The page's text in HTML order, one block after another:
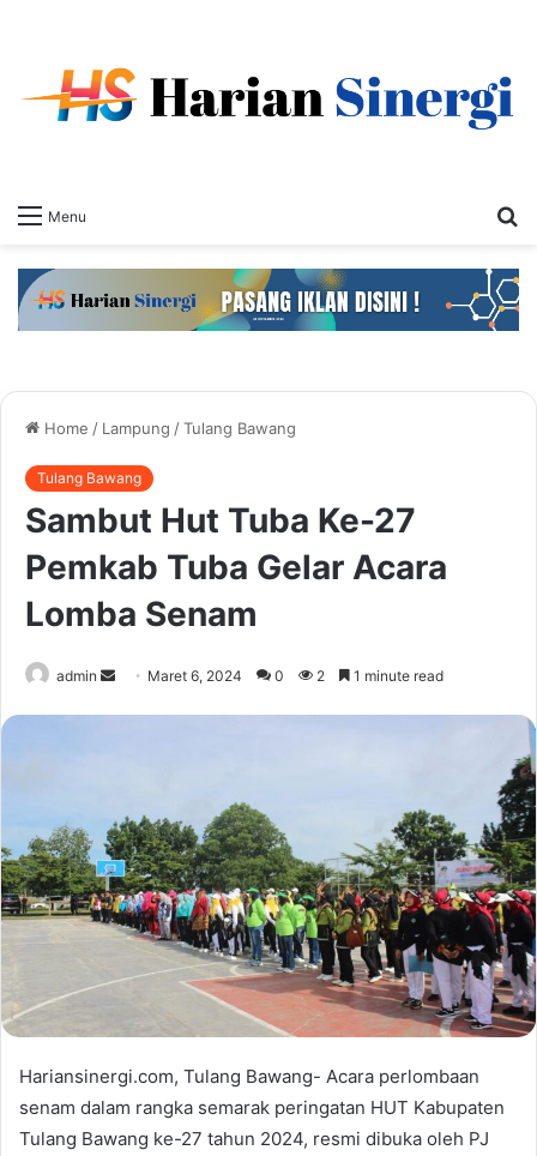
Menu
Home / Lampung /Tulang Bawang
Tulang Bawang
Sambut Hut Tuba Ke-27
Pemkab Tuba Gelar Acara
Lomba Senam
admin
Send Maret 6, 2024 0 2 1 minute read
Hariansinergi.com, Tulang Bawang- Acara perlombaan
senam dalam rangka semarak peringatan HUT Kabupaten
Tulang Bawang ke-27 tahun 2024, resmi dibuka oleh PJ